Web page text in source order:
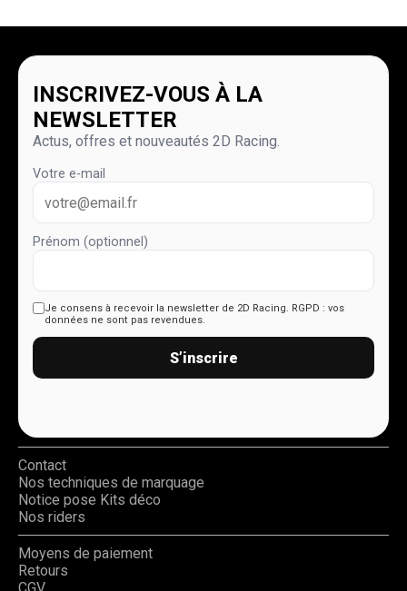
INSCRIVEZ-VOUS À LA
NEWSLETTER
Actus, offres et nouveautés 2D Racing.
Votre e-mail
Prénom (optionnel)
Je consens à recevoir la newsletter de 2D Racing. RGPD : vos
données ne sont pas revendues.
S’inscrire
Contact
Nos techniques de marquage
Notice pose Kits déco
Nos riders
Moyens de paiement
Retours
CGV